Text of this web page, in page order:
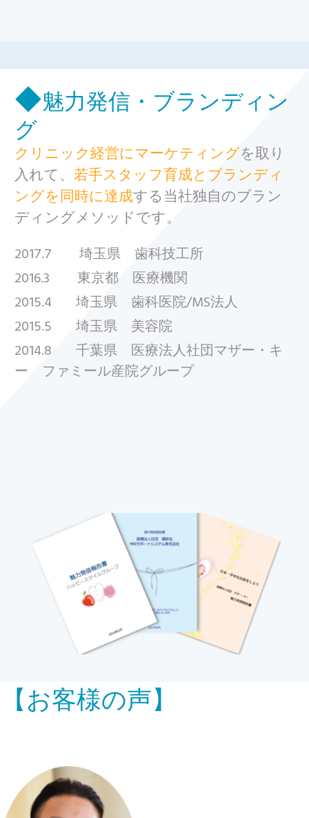
◆魅力発信・ブランディン
グ
クリニック経営にマーケティングを取り
入れて、 若手スタッフ育成と ブランディ
ングを同時に達成する当社独自のブラン
ディングメソッドです。
2017.7 埼玉県 歯科技工所
2016.3 東京都 医療機関
2015.4 埼玉県 歯科医院/MS法人
2015.5 埼玉県 美容院
2014.8 千葉県 医療法人社団マザー・キ
ー ファミール産院グループ
【お客様の声】